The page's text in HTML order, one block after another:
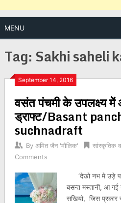
MENU
Tag: Sakhi saheli
September 14, 2016
वसंत पंचमी के उपलक्ष्य
ड्राफ्ट/Basant
suchnadraft
By अमित जैन 'मौलिक' सांस्कृतिक
Comments
‘देखो नभ मे उड़े
बसन्त मस्तानी, आ
सखियो, जिस प्रकार
Posts
navigation